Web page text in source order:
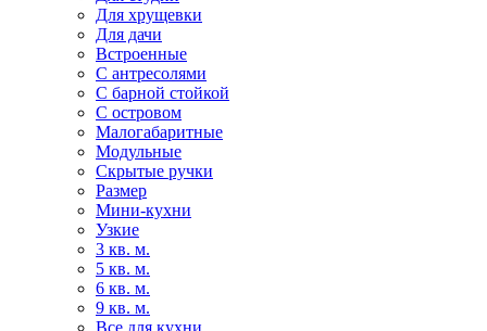
Для хрущевки
Для дачи
Встроенные
С антресолями
С барной стойкой
С островом
Малогабаритные
Модульные
Скрытые ручки
Размер
Мини-кухни
Узкие
3 кв. м.
5 кв. м.
6 кв. м.
9 кв. м.
Все для кухни